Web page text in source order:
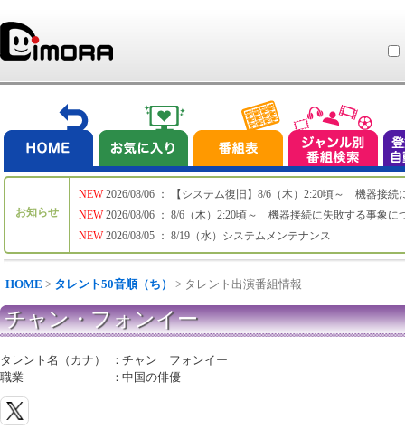
お知らせ
NEW
NEW
NEW
2026/08/06 ： 【システム復旧】8/6（木）2:20頃～ 機器接続
2026/08/06 ： 8/6（木）2:20頃～ 機器接続に失敗する事象に
2026/08/05 ： 8/19（水）システムメンテナンス
HOME > タレント50音順（ち） > タレント出演番組情報
チャン・フォンイー
タレント名（カナ） ：チャン フォンイー
職業
：中国の俳優